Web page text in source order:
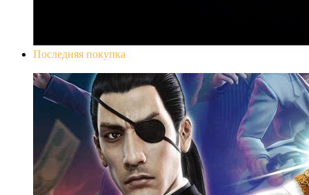
Последняя покупка